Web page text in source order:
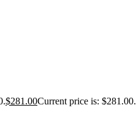
$281.00Current price is: $281.00.